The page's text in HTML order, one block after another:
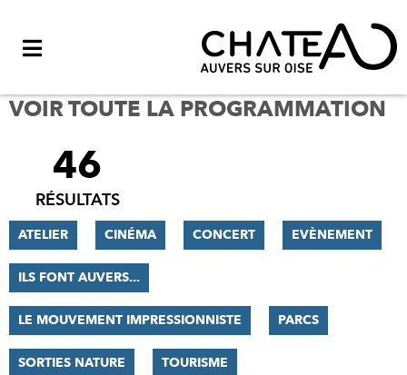
VOIR TOUTE LA PROGRAMMATION
FILTRER
RÉSULTATS
46
RÉSULTATS
ATELIER CINÉMA CONCERT EVÈNEMENT
ILS FONT AUVERS...
LE MOUVEMENT IMPRESSIONNISTE PARCS
SORTIES NATURE TOURISME